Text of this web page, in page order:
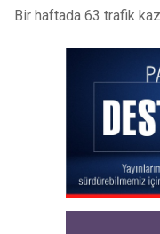
Bir haftada 63 trafik